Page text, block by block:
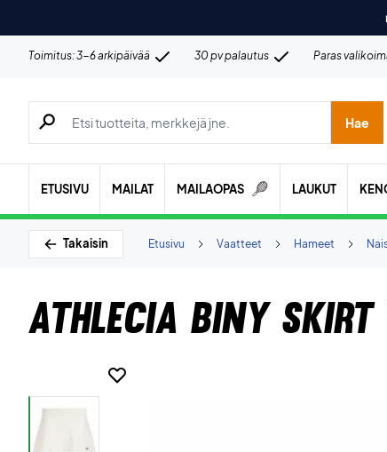
Toimitus: 3-6 arkipäivää 30 pv palautus Paras
Hae tuotteita, merkkejä jne.
Hae
ETUSIVU MAILAT MAILAOPAS LAUKUT
Takaisin Hameet
Vaatteet
Etusivu
Athlecia Biny Skirt